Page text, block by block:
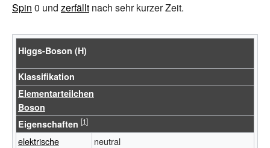
Spin 0 und zerfällt nach sehr kurzer Zeit.
Higgs-Boson (H)
Klassifikation
Elementarteilchen
Boson
Eigenschaften
elektrische
neutral